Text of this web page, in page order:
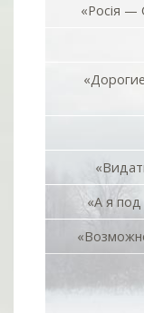
«Росiя —
«А я